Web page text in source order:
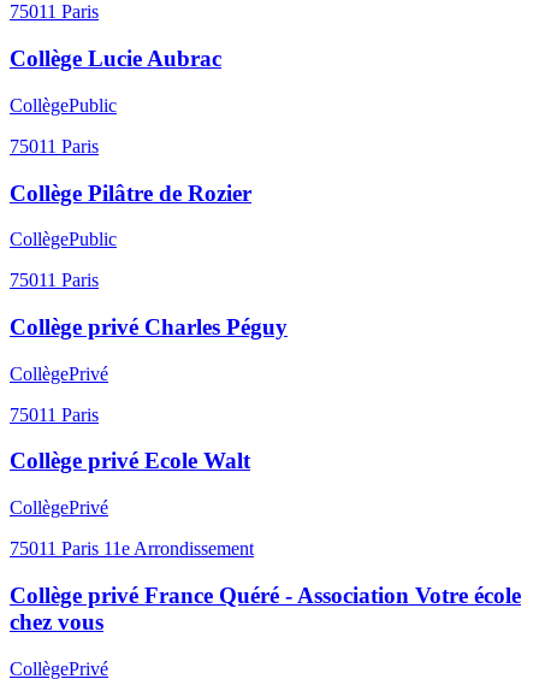
75011 Paris
Collège Lucie Aubrac
CollègePublic
75011 Paris
Collège Pilâtre de Rozier
CollègePublic
75011 Paris
Collège privé Charles Péguy
CollègePrivé
75011 Paris
Collège privé Ecole Walt
CollègePrivé
75011 Paris 11e Arrondissement
Collège privé France Quéré - Association Votre école
chez vous
CollègePrivé